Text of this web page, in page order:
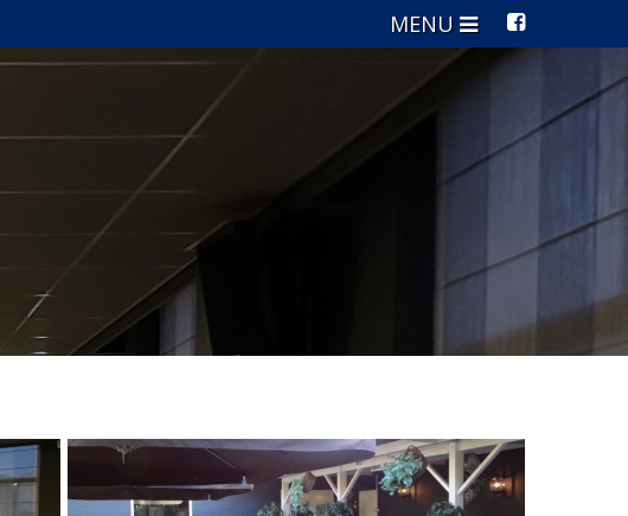
RONDLEIDING
VERGADEREN EN CURSUSSEN
ZALEN EN APPARATUUR
LUNCHVOORSTELLEN
TRADITIONELE KOFFIETAFEL
KOFFIETAFEL MET LUXE BROODJES